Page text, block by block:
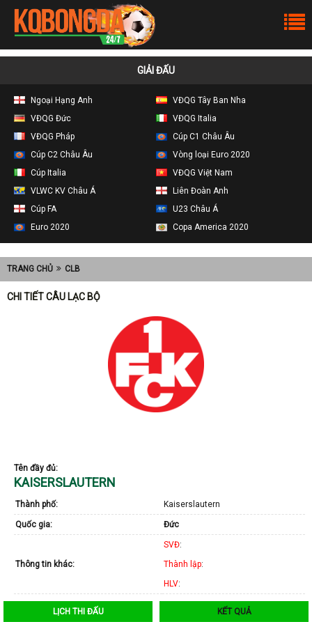
GIẢI ĐẤU
Ngoại Hạng Anh
VĐQG Tây Ban Nha
VĐQG Đức
VĐQG Italia
VĐQG Pháp
Cúp C1 Châu Âu
Cúp C2 Châu Âu
Vòng loại Euro 2020
Cúp Italia
VĐQG Việt Nam
VLWC KV Châu Á
Liên Đoàn Anh
Cúp FA
U23 Châu Á
Euro 2020
Copa America 2020
TRANG CHỦ CLB
CHI TIẾT CÂU LẠC BỘ
Tên đầy đủ:
KAISERSLAUTERN
Thành phố: Kaiserslautern
Quốc gia: Đức
Thông tin khác:
SVĐ:
Thành lập:
HLV:
LỊCH THI ĐẤU KẾT QUẢ